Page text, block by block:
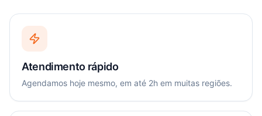
Atendimento rápido
Agendamos hoje mesmo, em até 2h em muitas regiões.